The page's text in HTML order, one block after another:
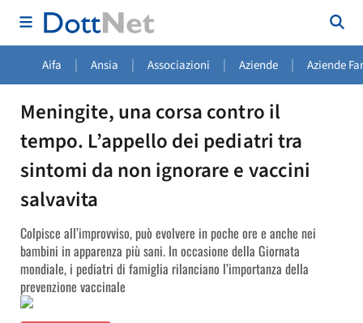
Aifa | Ansia | Associazioni | Aziende | Aziende
Meningite, una corsa contro il
tempo. L’appello dei pediatri tra
sintomi da non ignorare e vaccini
salvavita
Colpisce all’improvviso, può evolvere in poche ore e anche nei
bambini in apparenza più sani. In occasione della Giornata
mondiale, i pediatri di famiglia rilanciano l’importanza della
prevenzione vaccinale